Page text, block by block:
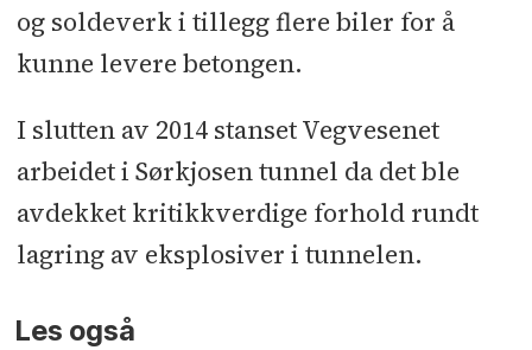
og soldeverk i tillegg flere biler for å
kunne levere betongen.
I slutten av 2014 stanset Vegvesenet
arbeidet i Sørkjosen tunnel da det ble
avdekket kritikkverdige forhold rundt
lagring av eksplosiver i tunnelen.
Les også